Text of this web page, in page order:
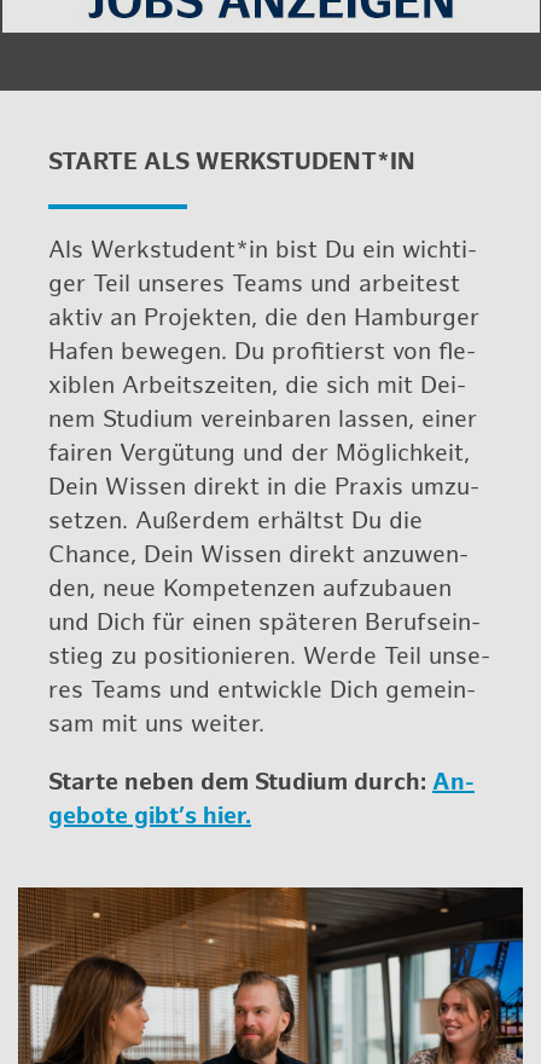
STAR­TE ALS WERK­STU­DENT*IN
Als Werk­stu­dent*in bist Du ein wich­ti­
ger Teil un­se­res Teams und ar­bei­test
aktiv an Pro­jek­ten, die den Ham­bur­ger
Hafen be­we­gen. Du pro­fi­tierst von fle­
xi­blen Ar­beits­zei­ten, die sich mit Dei­
nem Stu­di­um ver­ein­ba­ren las­sen, einer
fai­ren Ver­gü­tung und der Mög­lich­keit,
Dein Wis­sen di­rekt in die Pra­xis um­zu­
set­zen. Au­ßer­dem er­hältst Du die
Chan­ce, Dein Wis­sen di­rekt an­zu­wen­
den, neue Kom­pe­ten­zen auf­zu­bau­en
und Dich für einen spä­te­ren Be­rufs­ein­
stieg zu po­si­tio­nie­ren. Werde Teil un­se­
res Teams und ent­wick­le Dich ge­mein­
sam mit uns wei­ter.
Star­te neben dem Stu­di­um durch: An­
ge­bo­te gibt’s hier.